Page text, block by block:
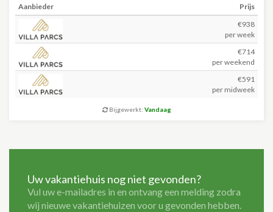
Aanbieder
Prijs
€938
per week
€714
per weekend
€591
per midweek
Bijgewerkt: Vandaag
Uw vakantiehuis nog niet gevonden?
Vul uw e-mailadres in en ontvang een melding zodra
wij nieuwe vakantiehuizen voor u gevonden hebben.